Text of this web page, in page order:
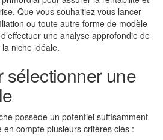
Que vous souhaitiez vous lancer
ou toute autre forme de modèle
une analyse approfondie de
niche idéale.
sélectionner une
possède un potentiel suffisamment
compte plusieurs critères clés :